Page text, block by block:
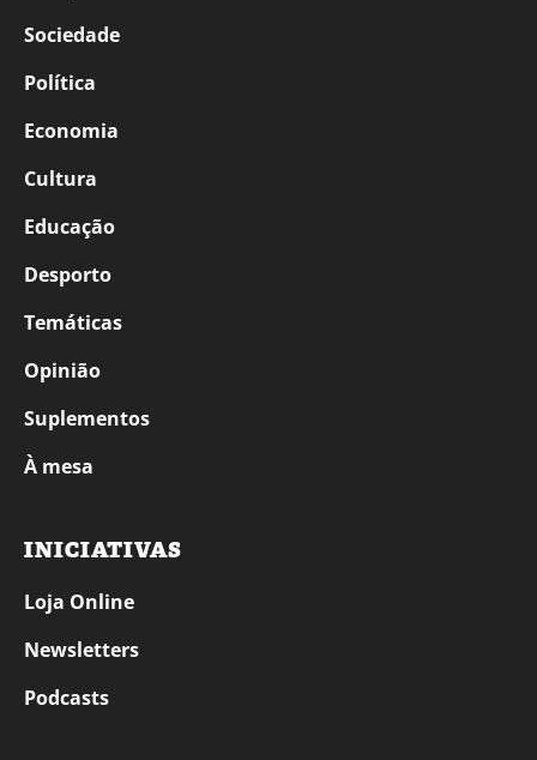
Sociedade
Política
Economia
Cultura
Educação
Desporto
Temáticas
Opinião
Suplementos
À mesa
INICIATIVAS
Loja Online
Newsletters
Podcasts